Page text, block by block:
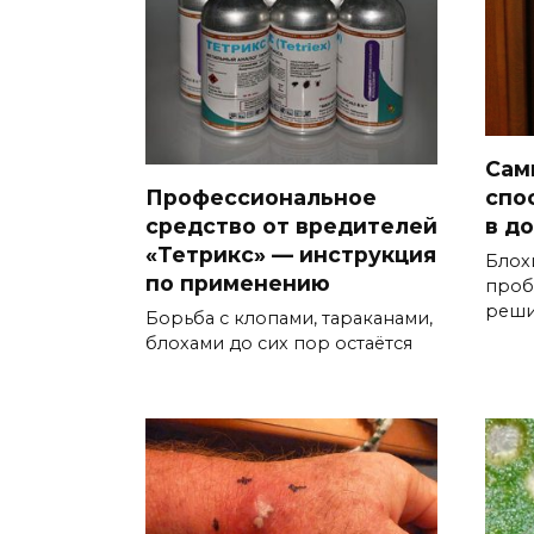
Профессиональное
средство от вредителей
«Тетрикс» — инструкция
по применению
Борьба с клопами, тараканами,
блохами до сих пор остаётся
в